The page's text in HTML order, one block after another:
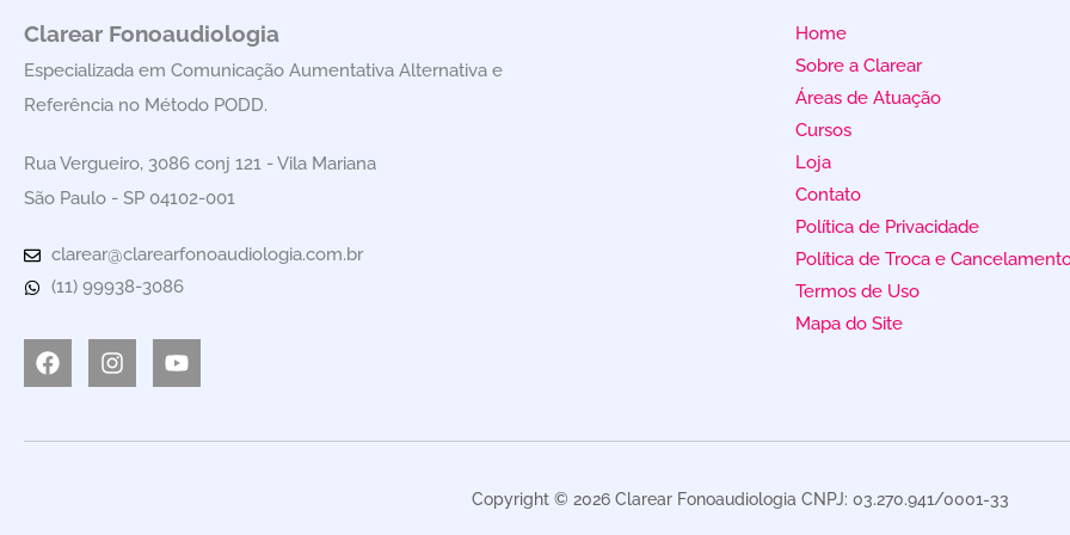
Clarear Fonoaudiologia
Especializada em Comunicação Aumentativa Alternativa e
Referência no Método PODD.
Rua Vergueiro, 3086 conj 121 - Vila Mariana
São Paulo - SP 04102-001
clarear@clarearfonoaudiologia.com.br
(11) 99938-3086
Home
Sobre a Clarear
Áreas de Atuação
Cursos
Loja
Contato
Política de Privacidade
Política de Troca e
Termos de Uso
Mapa do Site
Copyright © 2026 Clarear Fonoaudiologia CNPJ: 03.270.941/0001-33